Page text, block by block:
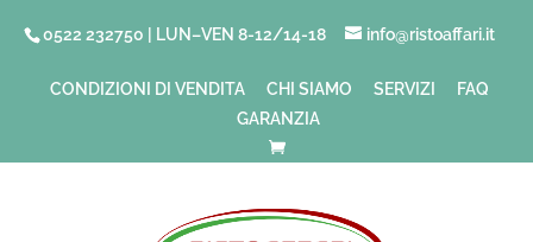
0522 232750 | LUN–VEN 8-12/14-18 info@ristoaffari.it
CONDIZIONI DI VENDITA CHI SIAMO SERVIZI
FAQ
GARANZIA